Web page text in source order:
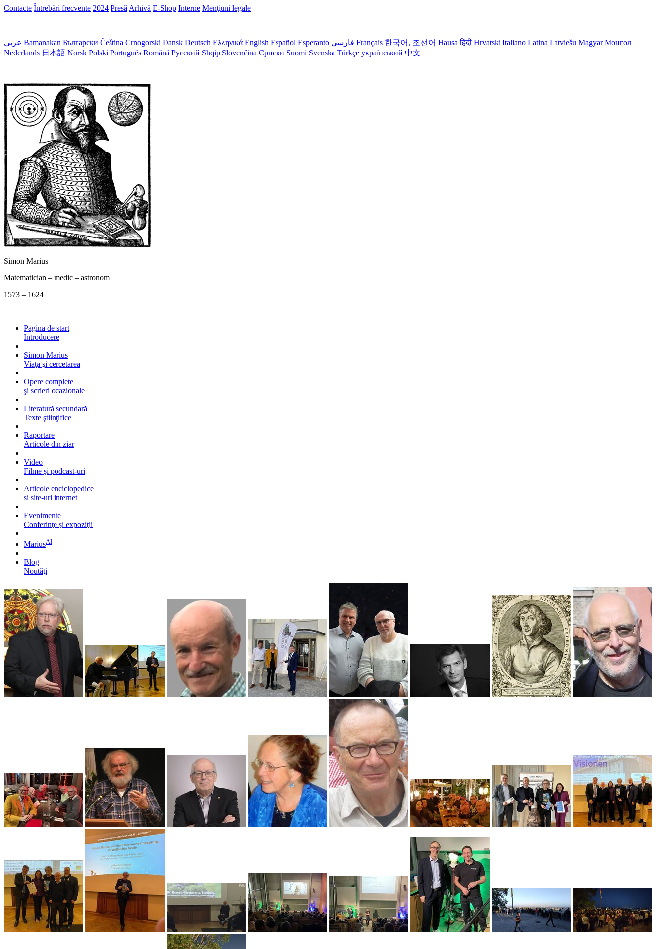
Contacte Întrebări frecvente 2024 Presă Arhivă E-Shop Interne Menţiuni legale
عربي Bamanakan Български Čeština Crnogorski Dansk Deutsch Ελληνικά English Español Esperanto فارسی Français 한국어, 조선어 Hausa हिंदी Hrvatski Italiano Latina Latviešu Magyar Монгол
Nederlands 日本語 Norsk Polski Português Română Русский Shqip Slovenčina Српски Suomi Svenska Türkçe український 中文
Simon Marius
Matematician – medic – astronom
1573 – 1624
Pagina de start
Introducere
Simon Marius
Viaţa şi cercetarea
Opere complete
şi scrieri ocazionale
Literatură secundară
Texte ştiinţifice
Raportare
Articole din ziar
Video
Filme și podcast-uri
Articole enciclopedice
si site-uri internet
Evenimente
Conferinţe şi expoziţii
MariusAI
Blog
Noutăţi